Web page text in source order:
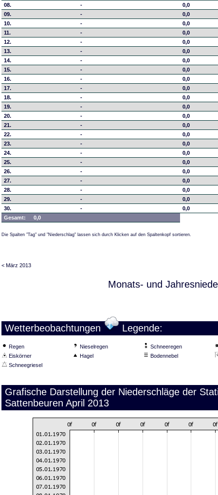
08.
-
0,0
09.
-
0,0
10.
-
0,0
11.
-
0,0
12.
-
0,0
13.
-
0,0
14.
-
0,0
15.
-
0,0
16.
-
0,0
17.
-
0,0
18.
-
0,0
19.
-
0,0
20.
-
0,0
21.
-
0,0
22.
-
0,0
23.
-
0,0
24.
-
0,0
25.
-
0,0
26.
-
0,0
27.
-
0,0
28.
-
0,0
29.
-
0,0
30.
-
0,0
Gesamt:
0,0
Die Spalten "Tag" und "Niederschlag" lassen sich durch Klicken auf den Spaltenkopf sortieren.
< März 2013
Monats- und
Wetterbeobachtungen Legende:
Regen Nieselregen
Schneeregen
Eiskörner
Hagel
Bodennebel
Schneegriesel
Grafische Darstellung der Niederschläge der
Sattenbeuren April 2013